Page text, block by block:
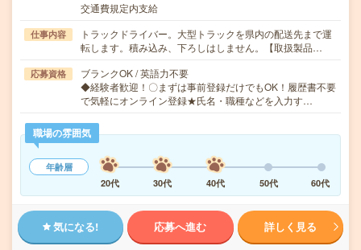
交通費規定内支給
仕事内容
トラックドライバー。大型トラックを県内の配送先まで運
転します。積み込み、下ろしはしません。【取扱製品…
応募資格
ブランクOK / 英語力不要
◆経験者歓迎！〇まずは事前登録だけでもOK！履歴書不要
で気軽にオンライン登録★氏名・職種などを入力す…
職場の雰囲気
年齢層
20代
30代 40代 50代 60代
気になる! 応募へ進む 詳しく見る